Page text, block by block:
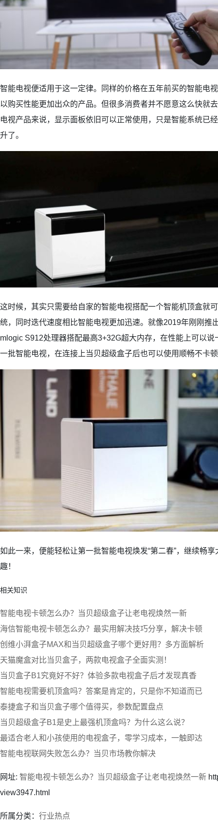
智能电视便适用于这一定律。同样的价格在五年前买的智能电
以购买性能更加出众的产品。但很多消费者并不愿意这么快就
电视产品来说，显示面板依旧可以正常使用，只是智能系统已
升了。
这时候，其实只需要给自家的智能电视搭配一个智能机顶盒就
统，同时迭代速度相比智能电视更加迅速。就像2019年刚刚推
mlogic S912处理器搭配最高3+32G超大内存，在性能上可以
一批智能电视，在连接上当贝超级盒子后也可以使用顺畅不卡
如此一来，便能轻松让第一批智能电视焕发“第二春”，继续畅
趣！
相关知识
智能电视卡顿怎么办？当贝超级盒子让老电视焕然一新
海信智能电视卡顿怎么办？最实用解决技巧分享，解决卡顿
创维小湃盒子MAX和当贝超级盒子哪个更好用？多方面解析
天猫魔盒对比当贝盒子，两款电视盒子全面实测！
当贝盒子B1究竟好不好？体验多款电视盒子后才发现真香
智能电视需要机顶盒吗？答案是肯定的，只是你不知道而已
泰捷盒子和当贝盒子哪个值得买，参数配置盘点
当贝超级盒子B1是史上最强机顶盒吗？为什么这么说？
最适合老人和小孩使用的电视盒子，零学习成本，一触即达
智能电视联网失败怎么办？当贝市场教你解决
网址: 智能电视卡顿怎么办？当贝超级盒子让老电视焕然一新
view3947.html
所属分类： 行业热点